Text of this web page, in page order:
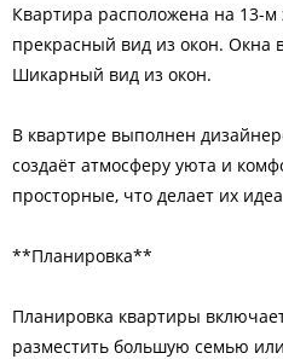
Квартира расположена на 13-м
прекрасный вид из окон. Окна
Шикарный вид из окон.
В квартире выполнен
создаёт атмосферу уюта и
просторные, что делает их
**Планировка**
Планировка квартиры
разместить большую семью